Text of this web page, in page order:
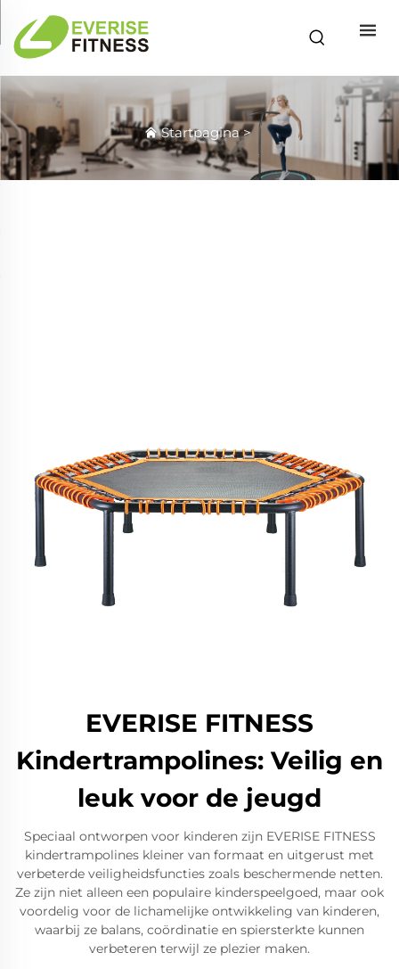
Startpagina>
EVERISE FITNESS
Kindertrampolines: Veilig en
leuk voor de jeugd
Speciaal ontworpen voor kinderen zijn EVERISE FITNESS
kindertrampolines kleiner van formaat en uitgerust met
verbeterde veiligheidsfuncties zoals beschermende netten.
Ze zijn niet alleen een populaire kinderspeelgoed, maar ook
voordelig voor de lichamelijke ontwikkeling van kinderen,
waarbij ze balans, coördinatie en spiersterkte kunnen
verbeteren terwijl ze plezier maken.